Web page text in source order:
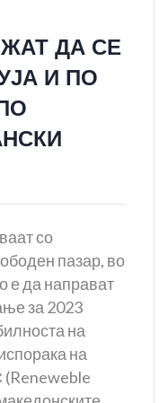
ДА СЕ
И ПО
со
пазар, во
е да направат
за 2023
на
на
(Reneweble